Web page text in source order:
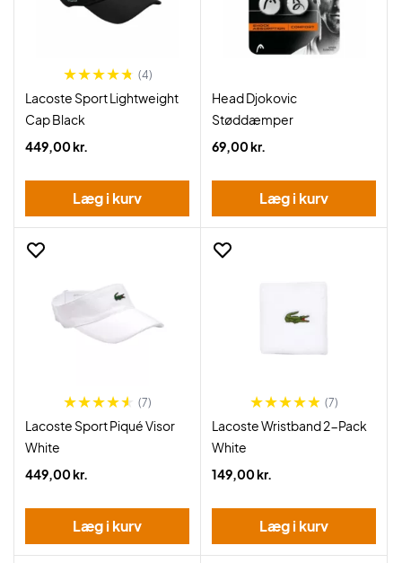
(4)
Lacoste Sport Lightweight
Cap Black
449,00 kr.
Læg i kurv
Head Djokovic
Støddæmper
69,00 kr.
Læg i kurv
(7)
Lacoste Sport Piqué Visor
White
449,00 kr.
Læg i kurv
(7)
Lacoste Wristband 2-Pack
White
149,00 kr.
Læg i kurv